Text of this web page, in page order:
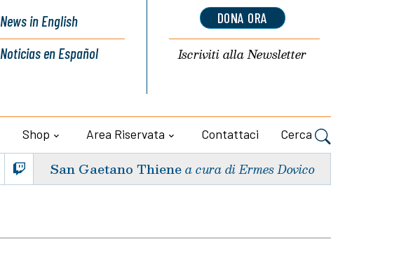
Newsin English
Noticiasen Español
DONA ORA
Iscriviti allaNewsletter
Shop Area Riservata Contattaci Cerca
San Gaetano Thiene a cura di Ermes Dovico